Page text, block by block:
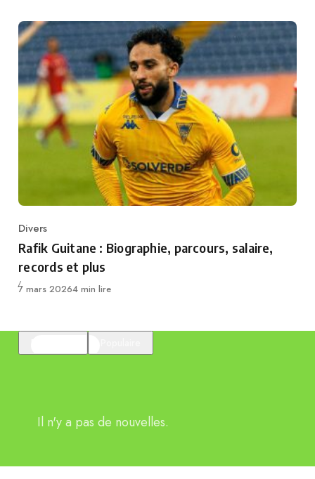
Category
Divers
Rafik Guitane : Biographie, parcours, salaire,
records et plus
Publié
7 mars 20264 min lire
Il n'y a pas de nouvelles.